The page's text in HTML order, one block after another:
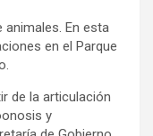
animales. En esta
en el Parque
de la articulación
y